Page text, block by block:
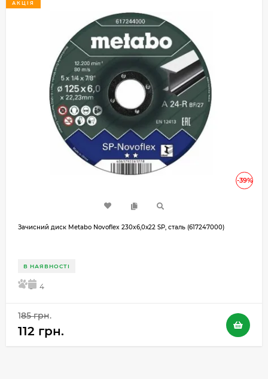
-39%
АКЦІЯ
Зачисний диск Metabo Novoflex 230x6,0х22 SP, сталь (617247000)
В НАЯВНОСТІ
5 4
185 грн.
112 грн.